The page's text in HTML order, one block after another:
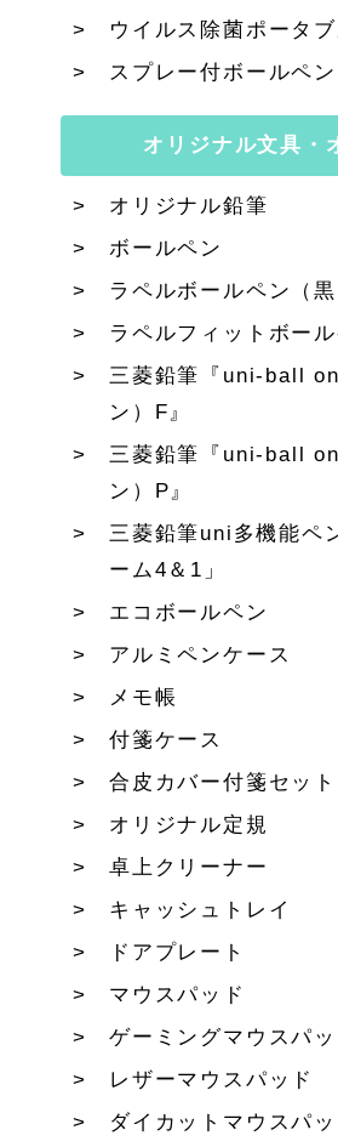
ウイルス除菌ポータ
スプレー付ボールペン
オリジナル文具・
オリジナル鉛筆
ボールペン
ラペルボールペン（黒
ラペルフィットボー
三菱鉛筆『uni-ball
ン）F』
三菱鉛筆『uni-ball
ン）P』
三菱鉛筆uni多機能ペ
ーム4＆1」
エコボールペン
アルミペンケース
メモ帳
付箋ケース
合皮カバー付箋セット
オリジナル定規
卓上クリーナー
キャッシュトレイ
ドアプレート
マウスパッド
ゲーミングマウスパッ
レザーマウスパッド
ダイカットマウスパッ